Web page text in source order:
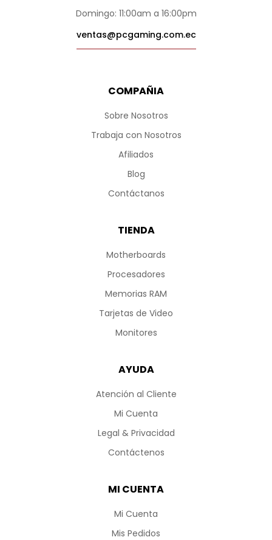
COMPAÑIA
Sobre Nosotros
Trabaja con Nosotros
Afiliados
Blog
Contáctanos
TIENDA
Motherboards
Procesadores
Memorias RAM
Tarjetas de Video
Monitores
AYUDA
Atención al Cliente
Mi Cuenta
Legal & Privacidad
Contáctenos
MI CUENTA
Mi Cuenta
Mis Pedidos
Domingo: 11:00am a 16:00pm
ventas@pcgaming.com.ec